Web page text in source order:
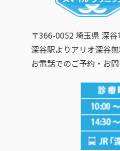
〒366-0052 埼玉県 深
深谷駅よりアリオ深谷
お電話でのご予約・お